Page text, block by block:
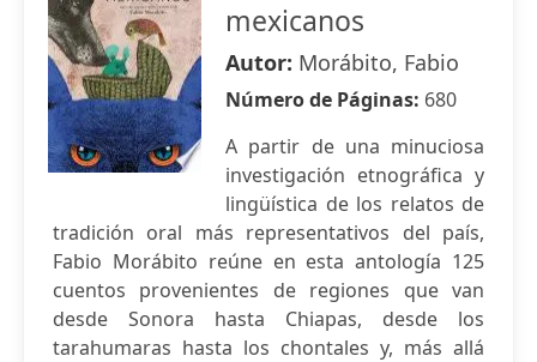
mexicanos
Autor: Morábito, Fabio
Número de Páginas: 680
A partir de una minuciosa
investigación etnográfica y
lingüística de los relatos de
tradición oral más representativos del país,
Fabio Morábito reúne en esta antología 125
cuentos provenientes de regiones que van
desde Sonora hasta Chiapas, desde los
tarahumaras hasta los chontales y, más allá